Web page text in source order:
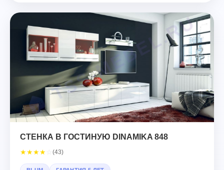
СТЕНКА В ГОСТИНУЮ DINAMIKA 848
★★★★ (43)